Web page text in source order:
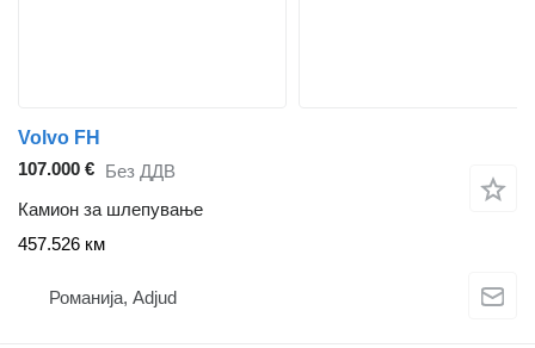
Volvo FH
107.000 € Без ДДВ
Камион за шлепување
457.526 км
Романија, Adjud